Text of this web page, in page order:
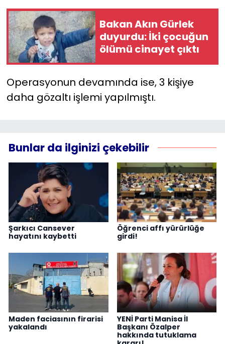
Bakan Akın Gürlek
duyurdu: İki çocuğun
ölümü cinayet çıktı
Operasyonun devamında ise, 3 kişiye
daha gözaltı işlemi yapılmıştı.
Bunlar da ilginizi çekebilir
Şarkıcı Cansever
hayatını kaybetti
Öğrenci affı yürürlüğe
girdi!
Maden faciasının firarisi
yakalandı
YENİ Parti Manisa İl
Başkanı Özalper
hakkında tutuklama